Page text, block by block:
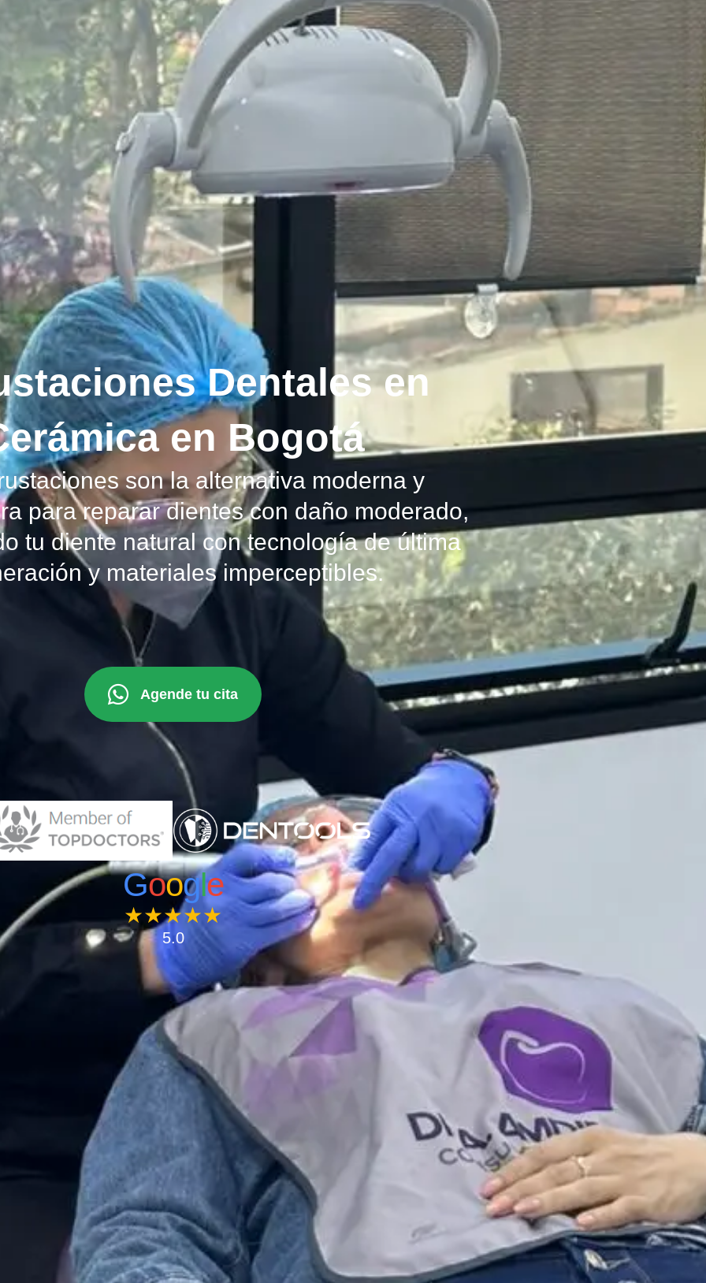
Dentales en
en Bogotá
son la alternativa moderna y
para reparar dientes con daño moderado,
tu diente natural con tecnología de última
y materiales imperceptibles.
Agende tu cita
Google
★★★★★
5.0